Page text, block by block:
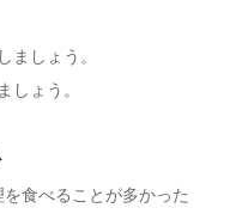
ましょう。
しょう。
食べることが多かった